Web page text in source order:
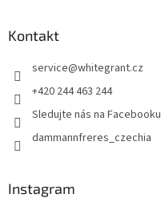
Kontakt
service@whitegrant.cz
+420 244 463 244
Sledujte nás na Facebooku
dammannfreres_czechia
Instagram